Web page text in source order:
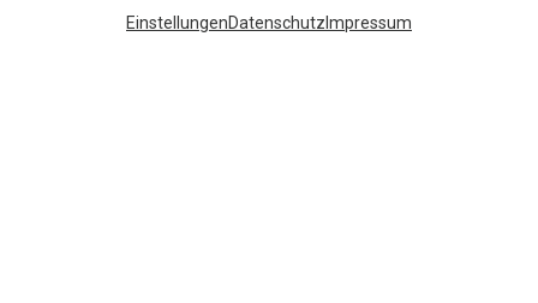
EinstellungenDatenschutz Impressum